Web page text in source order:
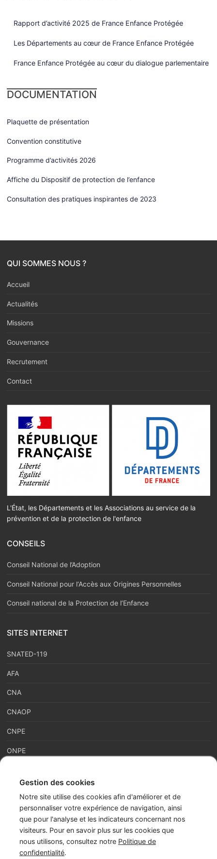
Gestion des cookies
Notre site utilise des cookies afin d'améliorer et de
personnaliser votre expérience de navigation, ainsi
que pour l'analyse et les indicateurs concernant nos
visiteurs. Pour en savoir plus sur les cookies que
nous utilisons, consultez notre Politique de
confidentialité.
Rapport d’activité 2025 de France Enfance Protégée
Les Départements au cœur de France Enfance Protégée
France Enfance Protégée au cœur du dialogue parlementaire
DOCUMENTATION
Plaquette de présentation
Convention constitutive
Programme d’activités 2026
Affiche du Dispositif de protection de l’enfance
Consultation des pratiques inspirantes de 2023
QUI SOMMES NOUS ?
Accueil
Actualités
Missions
Gouvernance
Recrutement
Contact
L'État, les Départements et les Associations au service de la
prévention et de la protection de l'enfance
CONSEILS
Conseil National de l’Adoption
Conseil National pour l‘Accès aux Origines Personnelles
Conseil national de la Protection de l’Enfance
SITES INTERNET
SNATED-119
AFA
CNA
CNAOP
CNPE
ONPE
France Enfance Protégée, mis en place le 5 janvier 2023,
regroupe en son sein plusieurs acteurs de la prévention et de la
protection et de la prévention de l’enfance : adoption, enfance
en danger et accès aux origines personnelles. Cette maison
commune assure les missions du Service National d’Accueil
Téléphonique de l’Enfance en Danger – numéro 119 (SNATED-
119), de l’Agence Française de l’Adoption (AFA), de